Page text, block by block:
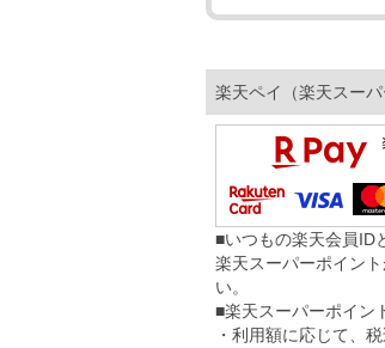
楽天ペイ（楽天スー
■いつもの楽天会員ID
楽天スーパーポイン
い。
■楽天スーパーポイン
・利用額に応じて、